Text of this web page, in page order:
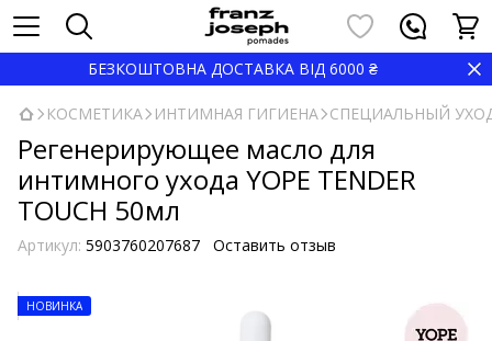
БЕЗКОШТОВНА ДОСТАВКА ВІД 6000 ₴
КОСМЕТИКА ИНТИМНАЯ ГИГИЕНА СПЕЦИАЛЬНЫЙ
Регенерирующее масло для
интимного ухода YOPE TENDER
TOUCH 50мл
Артикул: 5903760207687 Оставить отзыв
НОВИНКА